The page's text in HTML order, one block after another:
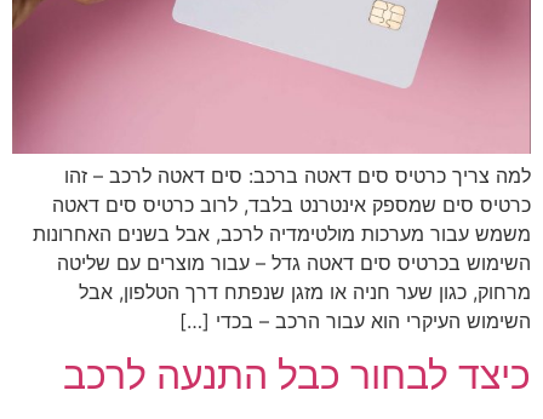
למה צריך כרטיס סים דאטה ברכב: סים דאטה לרכב – זהו
כרטיס סים שמספק אינטרנט בלבד, לרוב כרטיס סים דאטה
משמש עבור מערכות מולטימדיה לרכב, אבל בשנים האחרונות
השימוש בכרטיס סים דאטה גדל – עבור מוצרים עם שליטה
מרחוק, כגון שער חניה או מזגן שנפתח דרך הטלפון, אבל
השימוש העיקרי הוא עבור הרכב – בכדי […]
כיצד לבחור כבל התנעה לרכב